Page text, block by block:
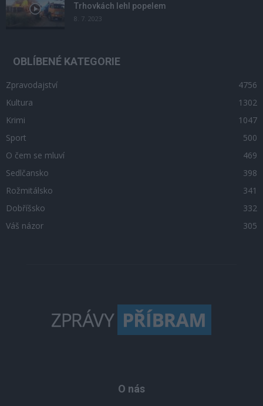
Trhovkách lehl popelem
8. 7. 2023
OBLÍBENÉ KATEGORIE
Zpravodajství
4756
Kultura
1302
Krimi
1047
Sport
500
O čem se mluví
469
Sedlčansko
398
Rožmitálsko
341
Dobříšsko
332
Váš názor
305
O nás